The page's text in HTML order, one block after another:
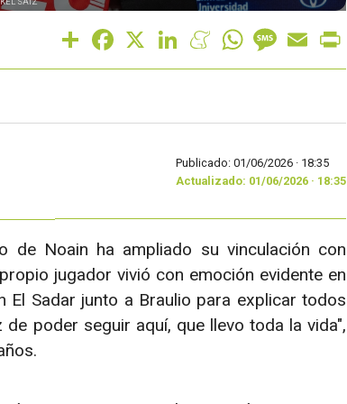
Share Facebook LinkedInMeneameWhatsAppMessage
Email
Publicado: 01/06/2026 · 18:35
Actualizado: 01/06/2026 · 18:35
de Noain ha ampliado su vinculación con
jugador vivió con emoción evidente en
Sadar junto a Braulio para explicar todos
poder seguir aquí, que llevo toda la vida",